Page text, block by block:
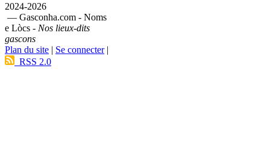
2024-2026
— Gasconha.com - Noms
e Lòcs - Nos lieux-dits
gascons
Plan du site | Se connecter|
RSS 2.0